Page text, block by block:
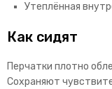
Утеплённая
Как сидят
Перчатки плотно
Сохраняют